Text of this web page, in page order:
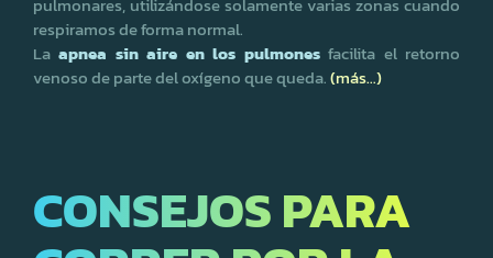
pulmonares, utilizándose solamente varias zonas cuando
respiramos de forma normal.
Laapnea sin aire en los pulmonesfacilita el retorno
venoso de parte del oxígeno que queda.(más…)
CONSEJOS PARA